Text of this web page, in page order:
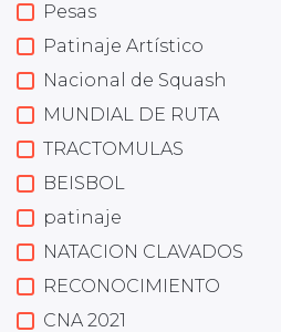
Pesas
Patinaje Artístico
Nacional de Squash
MUNDIAL DE RUTA
TRACTOMULAS
BEISBOL
patinaje
NATACION CLAVADOS
RECONOCIMIENTO
CNA 2021